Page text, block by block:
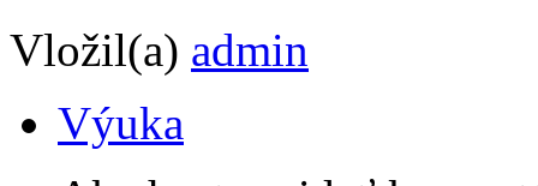
Vložil(a) admin
Výuka